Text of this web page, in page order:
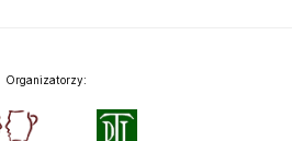
Organizatorzy: